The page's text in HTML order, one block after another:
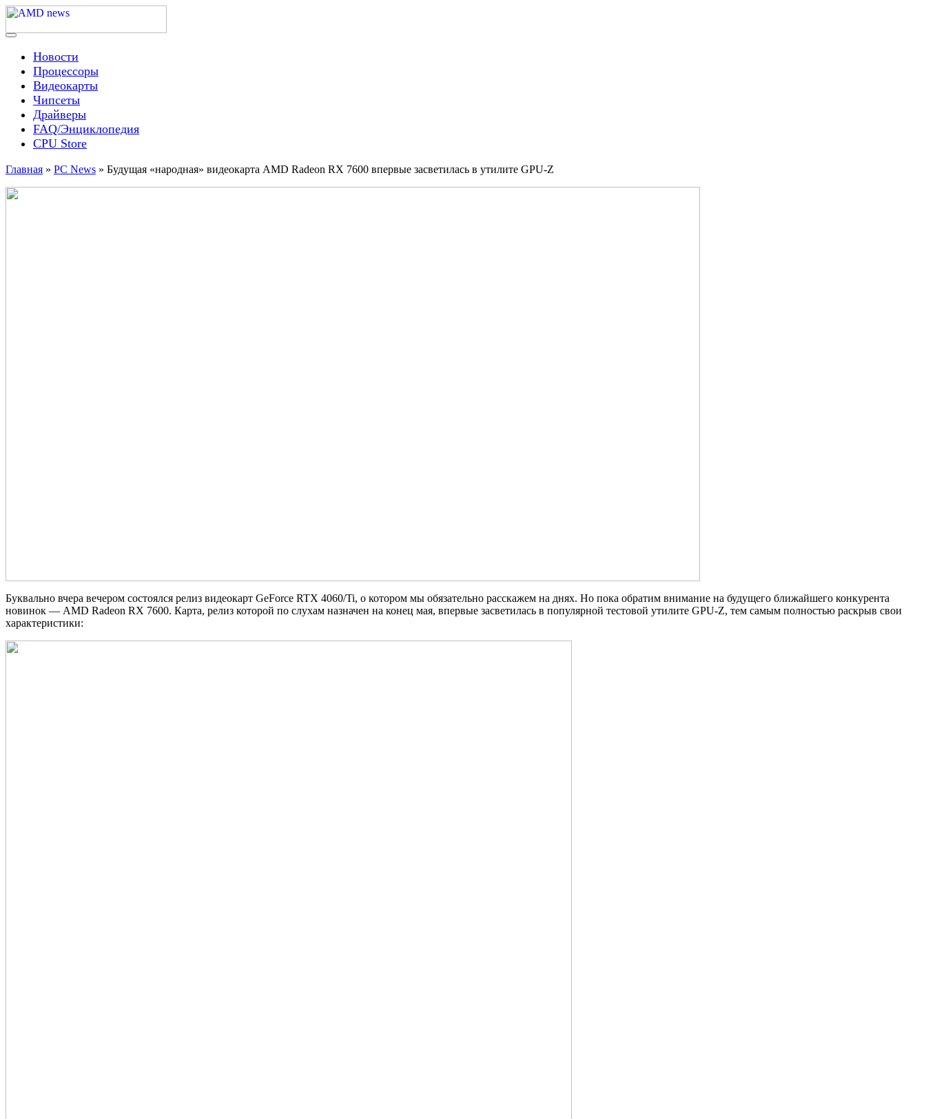
Skip
content
AMD news
Menu
Новости
Процессоры
Видеокарты
Чипсеты
Драйверы
FAQ/Энциклопедия
CPU Store
Главная » PC News » Будущая «народная» видеокарта AMD Radeon RX 7600 впервые засветилась в утилите GPU-Z
Буквально вчера вечером состоялся релиз видеокарт GeForce RTX 4060/Ti, о котором мы обязательно расскажем на днях. Но пока обратим внимание на будущего ближайшего конкурента
новинок — AMD Radeon RX 7600. Карта, релиз которой по слухам назначен на конец мая, впервые засветилась в популярной тестовой утилите GPU-Z, тем самым полностью раскрыв свои
характеристики: